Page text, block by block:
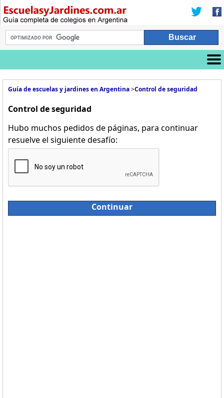
Guía de escuelas y jardines en Argentina>Control de seguridad
Control de seguridad
Hubo muchos pedidos de páginas, para continuar
resuelve el siguiente desafío:
Continuar